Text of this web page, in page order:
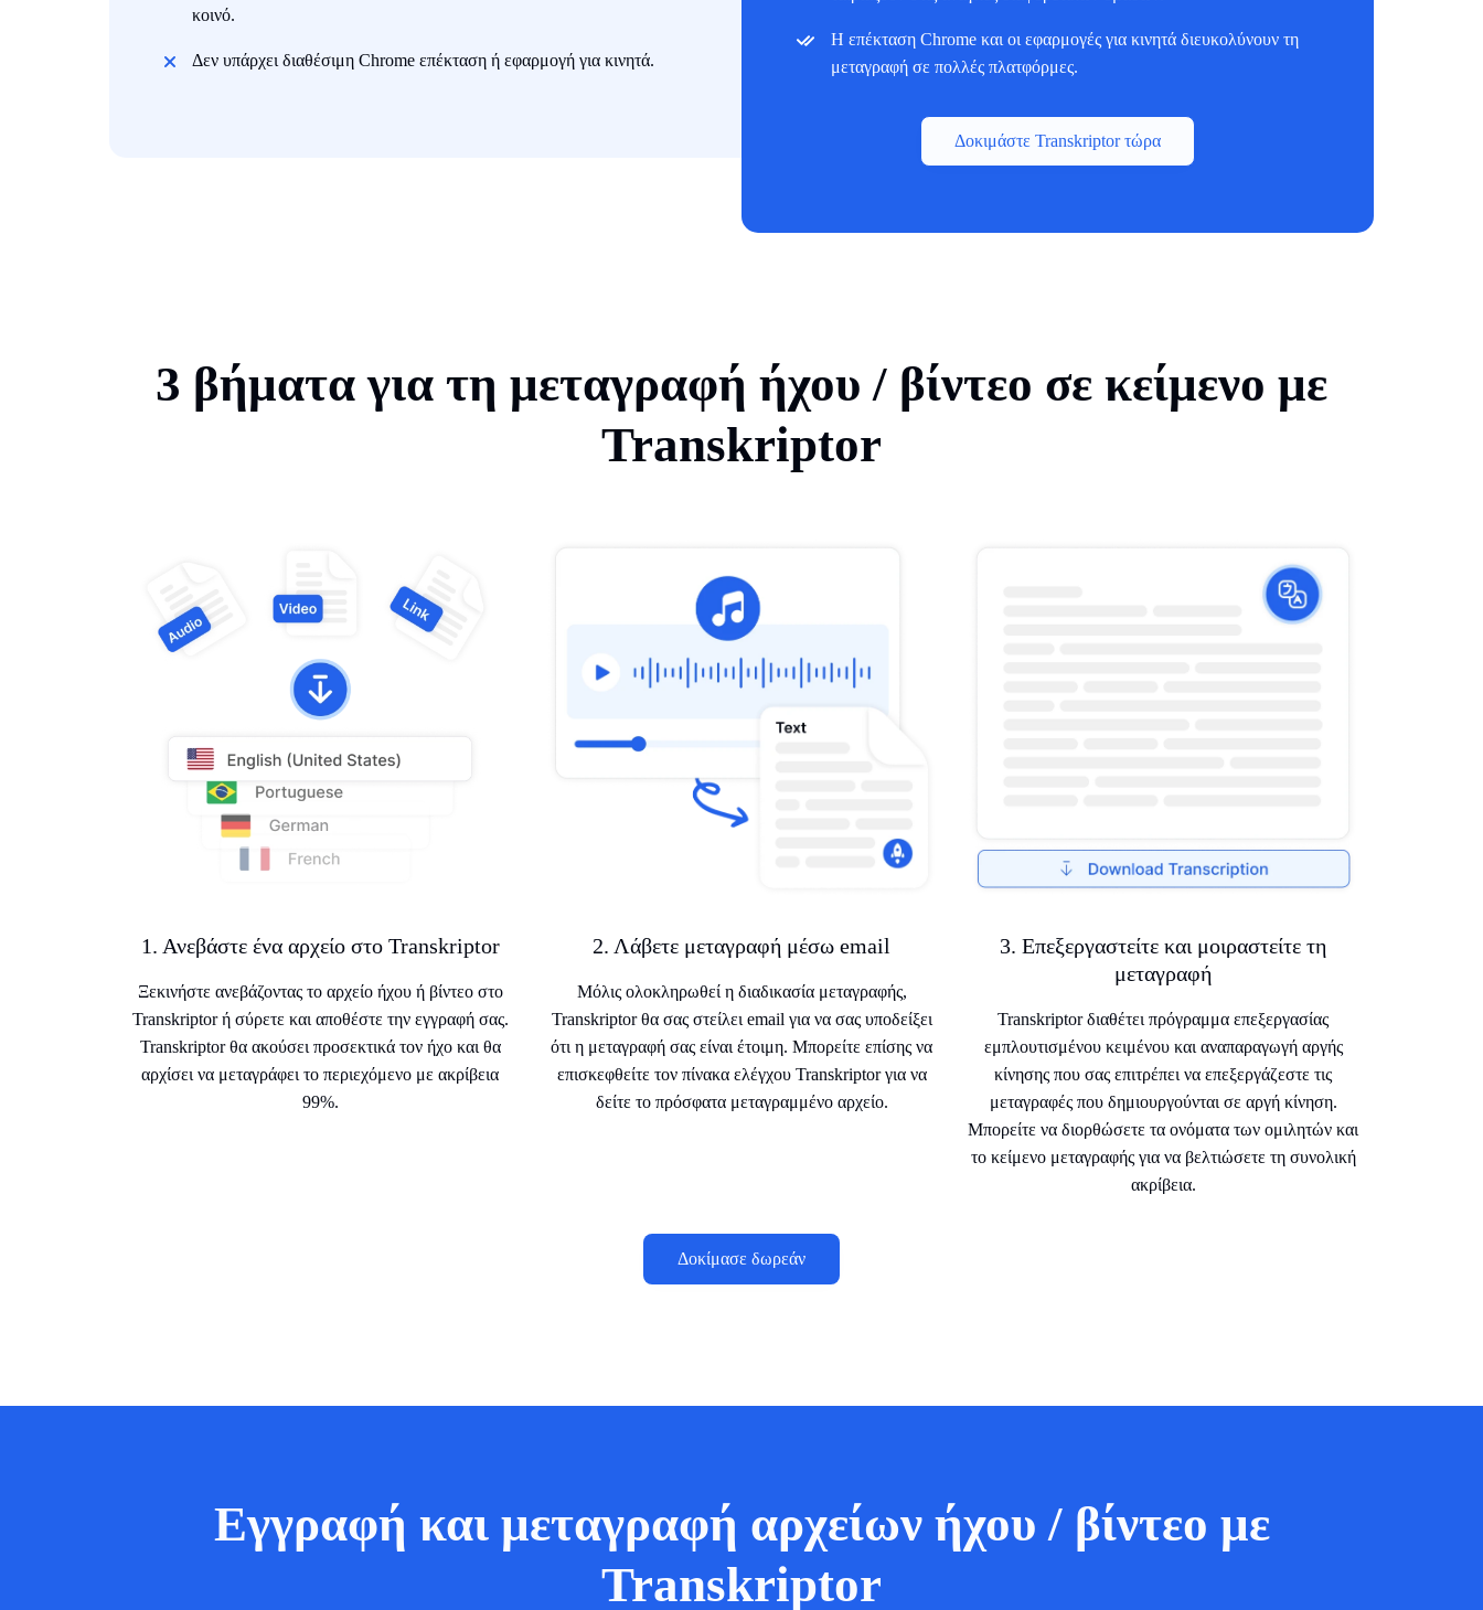
κοινό.
Δεν υπάρχει διαθέσιμη Chrome επέκταση ή εφαρμογή για κινητά.
Η επέκταση Chrome και οι εφαρμογές για κινητά διευκολύνουν τη
μεταγραφή σε πολλές πλατφόρμες.
Δοκιμάστε Transkriptor τώρα
3 βήματα για τη μεταγραφή ήχου / βίντεο σε κείμενο με
Transkriptor
1. Ανεβάστε ένα αρχείο στο Transkriptor
Ξεκινήστε ανεβάζοντας το αρχείο ήχου ή βίντεο στο
Transkriptor ή σύρετε και αποθέστε την εγγραφή σας.
Transkriptor θα ακούσει προσεκτικά τον ήχο και θα
αρχίσει να μεταγράφει το περιεχόμενο με ακρίβεια
99%.
2. Λάβετε μεταγραφή μέσω email
Μόλις ολοκληρωθεί η διαδικασία μεταγραφής,
Transkriptor θα σας στείλει email για να σας υποδείξει
ότι η μεταγραφή σας είναι έτοιμη. Μπορείτε επίσης να
επισκεφθείτε τον πίνακα ελέγχου Transkriptor για να
δείτε το πρόσφατα μεταγραμμένο αρχείο.
3. Επεξεργαστείτε και μοιραστείτε τη
μεταγραφή
Transkriptor διαθέτει πρόγραμμα επεξεργασίας
εμπλουτισμένου κειμένου και αναπαραγωγή αργής
κίνησης που σας επιτρέπει να επεξεργάζεστε τις
μεταγραφές που δημιουργούνται σε αργή κίνηση.
Μπορείτε να διορθώσετε τα ονόματα των ομιλητών και
το κείμενο μεταγραφής για να βελτιώσετε τη συνολική
ακρίβεια.
Δοκίμασε δωρεάν
Εγγραφή και μεταγραφή αρχείων ήχου / βίντεο με
Transkriptor